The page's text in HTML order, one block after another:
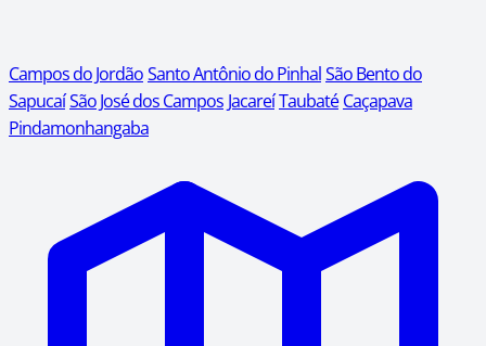
Campos do JordãoSanto Antônio do PinhalSão Bento do
SapucaíSão José dos Campos JacareíTaubaté Caçapava
Pindamonhangaba